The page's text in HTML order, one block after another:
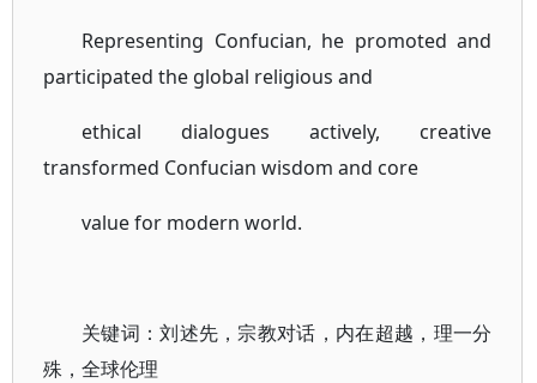
Representing Confucian, he promoted and
participated the global religious and
ethical dialogues actively, creative
transformed Confucian wisdom and core
value for modern world.
关键词：刘述先，宗教对话，内在超越，理一分
殊，全球伦理